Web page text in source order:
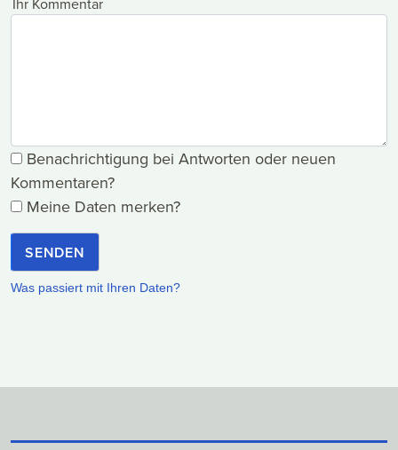
Benachrichtigung bei Antworten oder neuen
Kommentaren?
Meine Daten merken?
SENDEN
Was passiert mit Ihren Daten?